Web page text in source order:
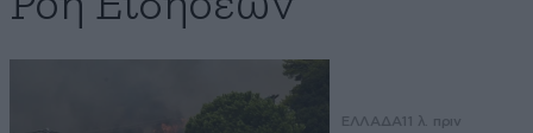
ΕΛΛΑΔΑ 11 λ. πριν